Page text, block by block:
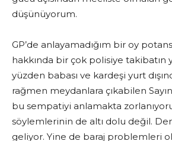
düşünüyorum.
GP’de anlayamadığım bir oy
hakkında bir çok polisiye takibatın
yüzden babası ve kardeşi yurt
rağmen meydanlara çıkabilen
bu sempatiyi anlamakta
söylemlerinin de altı dolu değil.
geliyor. Yine de baraj problemleri